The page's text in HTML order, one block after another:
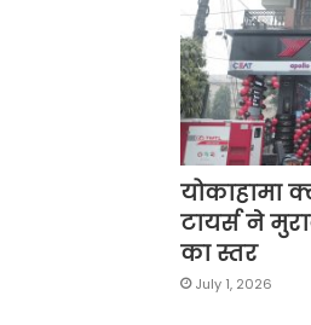
योकाहामा
टायर्स ने
का स्तर
July 1, 2026